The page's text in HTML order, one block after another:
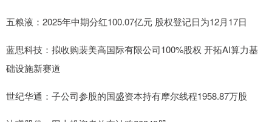
五粮液：2025年中期分红100.07亿元 股权登记日为12月17日
蓝思科技：拟收购裴美高国际有限公司100%股权 开拓AI算力基
础设施新赛道
世纪华通：子公司参股的国盛资本持有摩尔线程1958.87万股